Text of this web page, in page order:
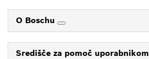
O Boschu
Središče za pomoč uporabnikom